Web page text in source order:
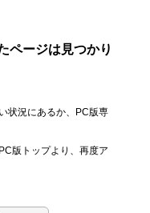
ページは見つかり
状況にあるか、PC版専
版トップより、再度ア